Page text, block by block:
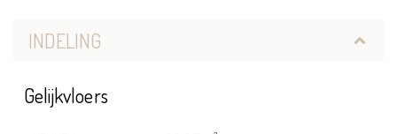
INDELING
Gelijkvloers